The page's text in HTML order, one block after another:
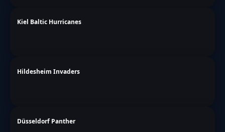
Kiel Baltic Hurricanes
Hildesheim Invaders
Düsseldorf Panther